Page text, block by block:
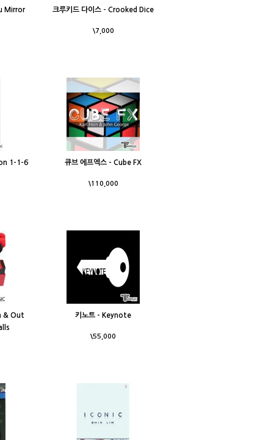
Mirror 크루키드 다이스 - Crooked Dice
\7,000
1-1-6 큐브 에프엑스 - Cube FX
\110,000
& Out
키노트 - Keynote
\55,000